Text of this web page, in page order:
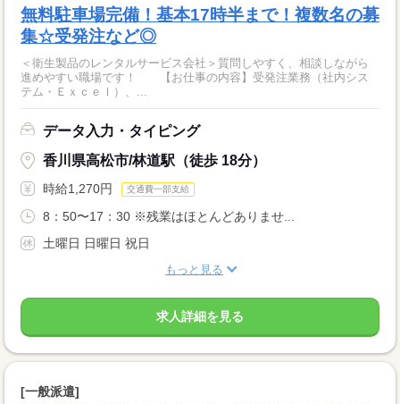
無料駐車場完備！基本17時半まで！複数名の募
集☆受発注など◎
＜衛生製品のレンタルサービス会社＞質問しやすく、相談しながら
進めやすい職場です！ 【お仕事の内容】受発注業務（社内シス
テム・Ｅｘｃｅｌ）、...
データ入力・タイピング
香川県高松市/林道駅（徒歩 18分）
時給1,270円 交通費一部支給
8：50〜17：30 ※残業はほとんどありませ...
土曜日 日曜日 祝日
もっと見る
求人詳細を見る
[一般派遣]